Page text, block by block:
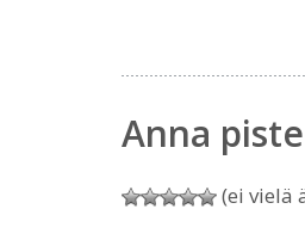
Anna
(ei vielä